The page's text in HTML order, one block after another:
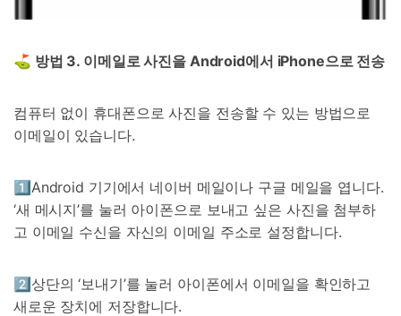
⛳ 방법 3. 이메일로 사진을 Android에서 iPhone으로 전송
컴퓨터 없이 휴대폰으로 사진을 전송할 수 있는 방법으로
이메일이 있습니다.
1️⃣Android 기기에서 네이버 메일이나 구글 메일을 엽니다.
‘새 메시지’를 눌러 아이폰으로 보내고 싶은 사진을 첨부하
고 이메일 수신을 자신의 이메일 주소로 설정합니다.
2️⃣상단의 ‘보내기’를 눌러 아이폰에서 이메일을 확인하고
새로운 장치에 저장합니다.